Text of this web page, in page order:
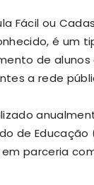
Fácil ou
é um
de
a rede
de Educação
parceria